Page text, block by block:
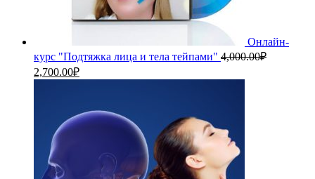
Онлайн-
курс "Подтяжка лица и тела тейпами" 4,000.00₽
Первоначальная
цена
2,700.00₽Текущая
цена: